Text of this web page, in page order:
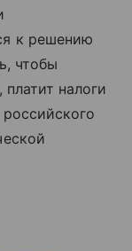
к решению
чтобы
налоги